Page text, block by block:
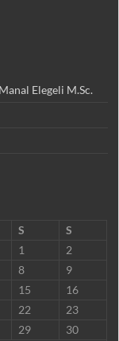
Elegeli M.Sc.
S
S
1
2
8
9
15
16
22
23
29
30